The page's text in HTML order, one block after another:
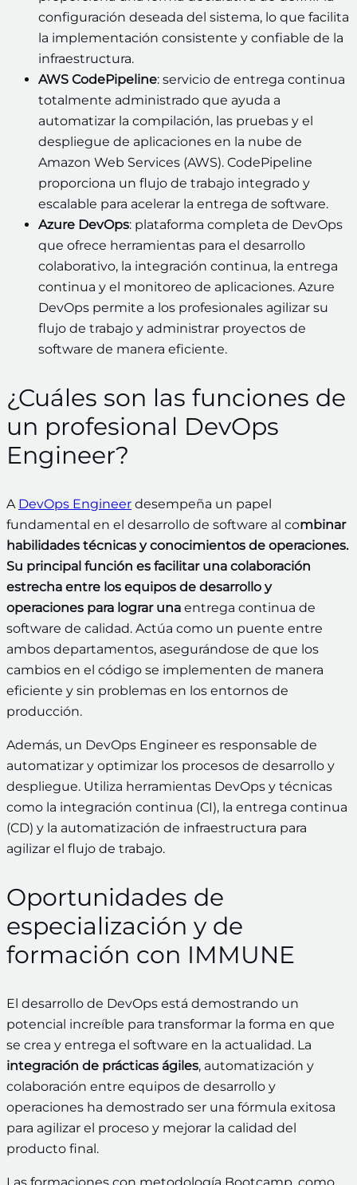
configuración deseada del sistema, lo que facilita
la implementación consistente y confiable de la
infraestructura.
AWS CodePipeline: servicio de entrega continua
totalmente administrado que ayuda a
automatizar la compilación, las pruebas y el
despliegue de aplicaciones en la nube de
Amazon Web Services (AWS). CodePipeline
proporciona un flujo de trabajo integrado y
escalable para acelerar la entrega de software.
Azure DevOps: plataforma completa de DevOps
que ofrece herramientas para el desarrollo
colaborativo, la integración continua, la entrega
continua y el monitoreo de aplicaciones. Azure
DevOps permite a los profesionales agilizar su
flujo de trabajo y administrar proyectos de
software de manera eficiente.
¿Cuáles son las funciones de
un profesional DevOps
Engineer?
A DevOps Engineer desempeña un papel
fundamental en el desarrollo de software al combinar
habilidades técnicas y conocimientos de operaciones.
Su principal función es facilitar una colaboración
estrecha entre los equipos de desarrollo y
operaciones para lograr una entrega continua de
software de calidad. Actúa como un puente entre
ambos departamentos, asegurándose de que los
cambios en el código se implementen de manera
eficiente y sin problemas en los entornos de
producción.
Además, un DevOps Engineer es responsable de
automatizar y optimizar los procesos de desarrollo y
despliegue. Utiliza herramientas DevOps y técnicas
como la integración continua (CI), la entrega continua
(CD) y la automatización de infraestructura para
agilizar el flujo de trabajo.
Oportunidades de
especialización y de
formación con IMMUNE
El desarrollo de DevOps está demostrando un
potencial increíble para transformar la forma en que
se crea y entrega el software en la actualidad. La
integración de prácticas ágiles, automatización y
colaboración entre equipos de desarrollo y
operaciones ha demostrado ser una fórmula exitosa
para agilizar el proceso y mejorar la calidad del
producto final.